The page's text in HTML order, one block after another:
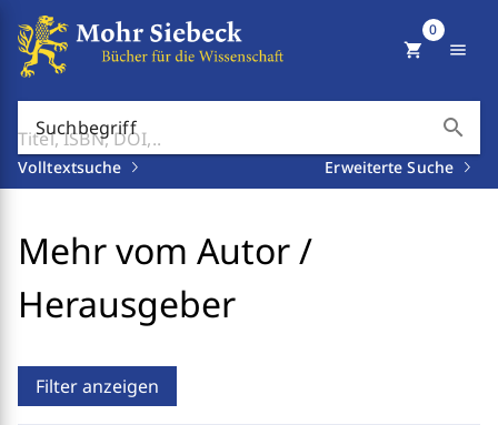
Suchbegriff search
Volltextsuche Erweiterte Suche
shopping_cart
0
menu
Mehr vom Autor /
Herausgeber
Filter anzeigen